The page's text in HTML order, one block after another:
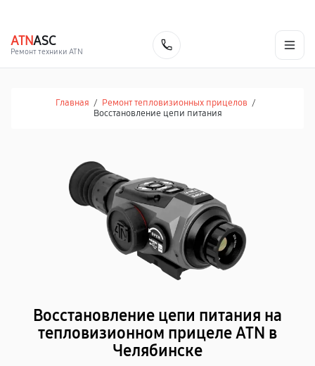
ATNASC
Ремонт техники ATN
Главная / Ремонт тепловизионных прицелов /
Восстановление цепи питания
Восстановление цепи питания на
тепловизионном прицеле ATN в
Челябинске